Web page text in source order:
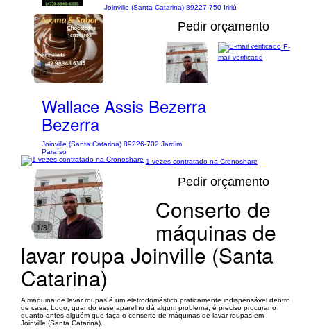
Joinville (Santa Catarina) 89227-750 Iririú
1/2
Pedir orçamento
Wallace Assis Bezerra
Bezerra
Joinville (Santa Catarina) 89226-702 Jardim
Paraíso
E-
mail verificado
1 vezes contratado na Cronoshare
1/3
Pedir orçamento
Conserto de
máquinas de
lavar roupa Joinville (Santa
Catarina)
A máquina de lavar roupas é um eletrodoméstico praticamente indispensável dentro
de casa. Logo, quando esse aparelho dá algum problema, é preciso procurar o
quanto antes alguém que faça o conserto de máquinas de lavar roupas em
Joinville (Santa Catarina).